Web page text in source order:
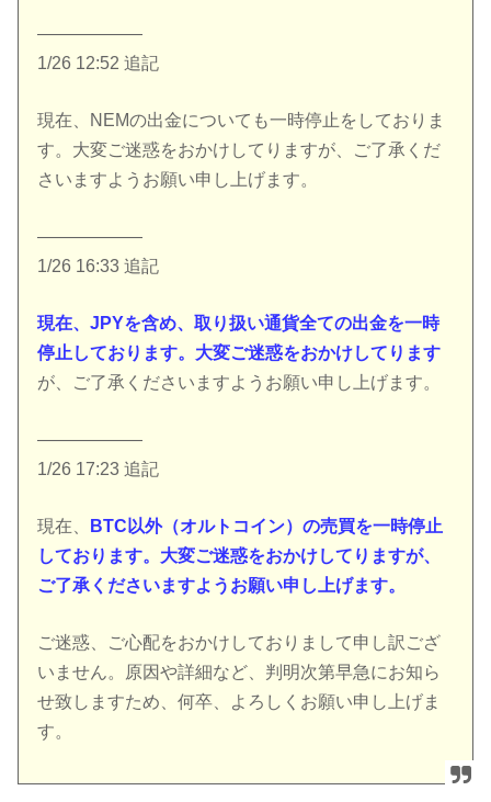
——————
1/26 12:52 追記
現在、NEMの出金についても一時停止をしておりま
す。大変ご迷惑をおかけしてりますが、ご了承くだ
さいますようお願い申し上げます。
——————
1/26 16:33 追記
現在、JPYを含め、取り扱い通貨全ての出金を一時
停止しております。大変ご迷惑をおかけしてります
が、ご了承くださいますようお願い申し上げます。
——————
1/26 17:23 追記
現在、
BTC以外（オルトコイン）の売買を一時停止
しております。大変ご迷惑をおかけしてりますが、
ご了承くださいますようお願い申し上げます。
ご迷惑、ご心配をおかけしておりまして申し訳ござ
いません。原因や詳細など、判明次第早急にお知ら
せ致しますため、何卒、よろしくお願い申し上げま
す。